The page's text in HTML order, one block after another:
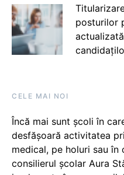
posturilor
CELE MAI NOI
Încă mai sunt școli în
desfășoară activitatea
medical, pe holuri sau în
consilierul școlar Aura